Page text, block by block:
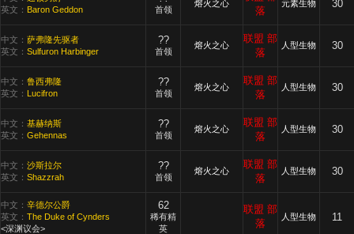
英文： Baron Geddon 首领
熔火之心
落
元素生物 30
中文： 萨弗隆先驱者
英文： Sulfuron Harbinger
??
首领
熔火之心
联盟 部
落
人型生物 30
中文： 鲁西弗隆
英文： Lucifron
??
首领
熔火之心
联盟 部
落
人型生物 30
中文： 基赫纳斯
英文： Gehennas
??
首领
熔火之心
联盟 部
落
人型生物 30
中文： 沙斯拉尔
英文： Shazzrah
??
首领
熔火之心
联盟 部
落
人型生物 30
中文： 辛德尔公爵
英文： The Duke of Cynders
<深渊议会>
62
稀有精
英
联盟 部
落
人型生物 11